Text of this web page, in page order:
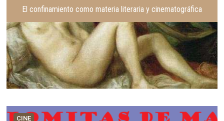
El confinamiento como materia literaria y cinematográfica
CINE